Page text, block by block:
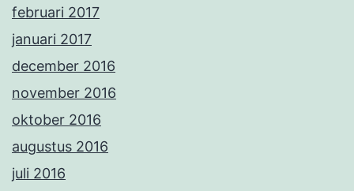
februari 2017
januari 2017
december 2016
november 2016
oktober 2016
augustus 2016
juli 2016